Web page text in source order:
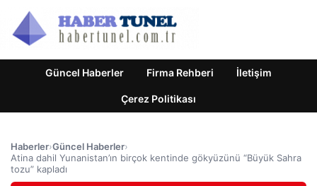
Güncel Haberler Firma Rehberi İletişim
Çerez Politikası
Haberler›Güncel Haberler›
Atina dahil Yunanistan’ın birçok kentinde gökyüzünü “Büyük Sahra
tozu” kapladı